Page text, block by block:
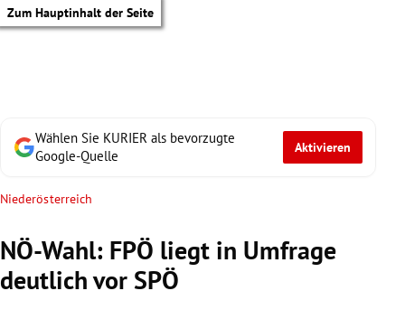
Zum Hauptinhalt der Seite
Wählen Sie KURIER als bevorzugte
Google-Quelle
Aktivieren
Niederösterreich
NÖ-Wahl: FPÖ liegt in Umfrage
deutlich vor SPÖ